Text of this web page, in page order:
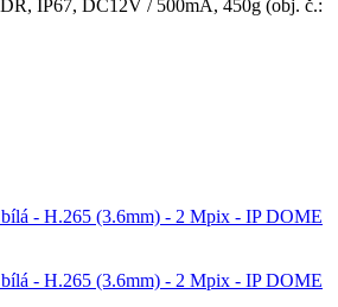
IP67, DC12V / 500mA, 450g (obj. č.: